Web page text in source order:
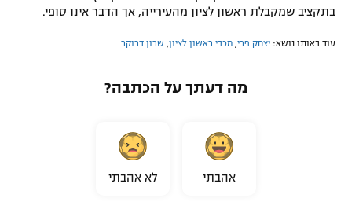
בתקציב שמקבלת ראשון לציון מהעירייה, אך הדבר אינו סופי.
עוד באותו נושא: יצחק פרי מכבי ראשון לציון שרון דרוקר
מה דעתך על הכתבה?
אהבתי לא אהבתי